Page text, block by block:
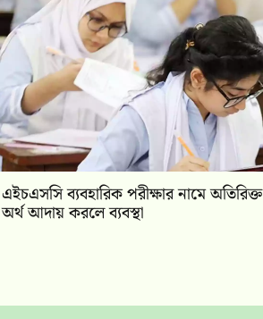
এইচএসসি ব্যবহারিক পরীক্ষার নামে অতিরিক্ত
অর্থ আদায় করলে ব্যবস্থা